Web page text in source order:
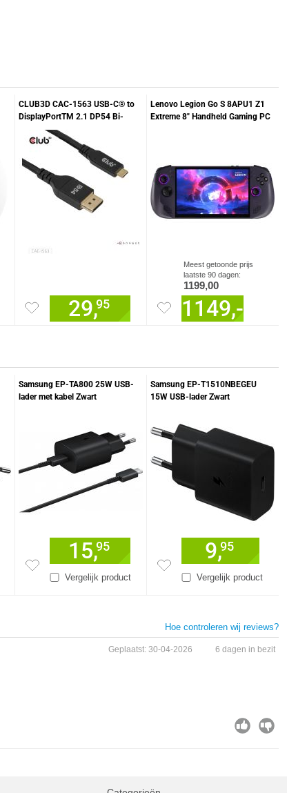
CLUB3D CAC-1563 USB-C® to
DisplayPortTM 2.1 DP54 Bi-
Directional Cable 8K120Hz 2m /
6.6ft
29,95
Lenovo Legion Go S 8APU1 Z1
Extreme 8" Handheld Gaming PC
Meest getoonde prijs
laatste 90 dagen:
1199,00
1149,-
Samsung EP-TA800 25W USB-
lader met kabel Zwart
Vergelijk product
15,95
Samsung EP-T1510NBEGEU
15W USB-lader Zwart
Vergelijk product
9,95
Hoe controleren wij reviews?
Geplaatst: 30-04-2026 6 dagen in bezit